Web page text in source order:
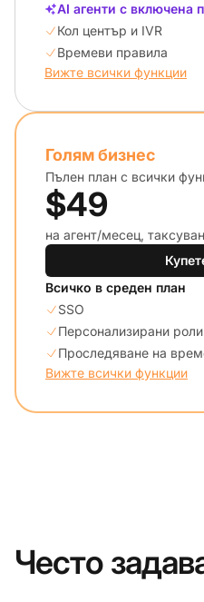
AI агенти с включена
Кол център и IVR
Времеви правила
Вижте всички функции
Голям бизнес
Пълен план с всички
$49
на агент/месец,
Всичко в среден план
SSO
Персонализирани роли
Проследяване на
Вижте всички функции
Често